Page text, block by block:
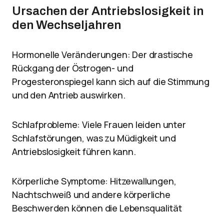
Ursachen der Antriebslosigkeit in
den Wechseljahren
Hormonelle Veränderungen: Der drastische
Rückgang der Östrogen- und
Progesteronspiegel kann sich auf die Stimmung
und den Antrieb auswirken.
Schlafprobleme: Viele Frauen leiden unter
Schlafstörungen, was zu Müdigkeit und
Antriebslosigkeit führen kann.
Körperliche Symptome: Hitzewallungen,
Nachtschweiß und andere körperliche
Beschwerden können die Lebensqualität